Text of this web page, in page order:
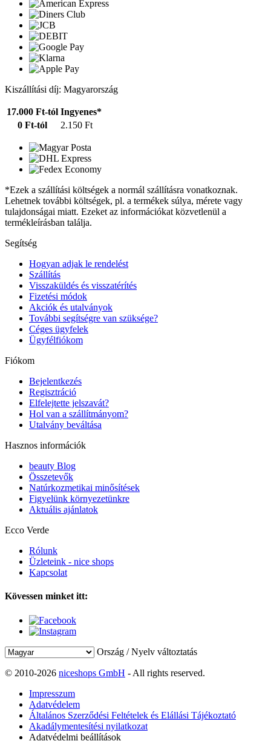
Kiszállítási díj: Magyarország
17.000 Ft-tól Ingyenes*
0 Ft-tól
2.150 Ft
*Ezek a szállítási költségek a normál szállításra vonatkoznak.
Lehetnek további költségek, pl. a termékek súlya, mérete vagy
tulajdonságai miatt. Ezeket az információkat közvetlenül a
termékleírásban találja.
Segítség
Hogyan adjak le rendelést
Szállítás
Visszaküldés és visszatérítés
Fizetési módok
Akciók és utalványok
További segítségre van szüksége?
Céges ügyfelek
Ügyfélfiókom
Fiókom
Bejelentkezés
Regisztráció
Elfelejtette jelszavát?
Hol van a szállítmányom?
Utalvány beváltása
Hasznos információk
beauty Blog
Összetevők
Natúrkozmetikai minősítések
Figyelünk környezetünkre
Aktuális ajánlatok
Ecco Verde
Rólunk
Üzleteink - nice shops
Kapcsolat
Kövessen minket itt:
Ország / Nyelv változtatás
© 2010-2026 niceshops GmbH - All rights reserved.
Impresszum
Adatvédelem
Általános Szerződési Feltételek és Elállási Tájékoztató
Akadálymentesítési nyilatkozat
Adatvédelmi beállítások